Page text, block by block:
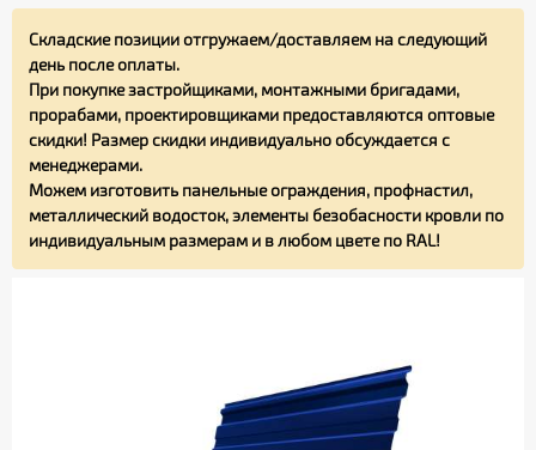
Складские позиции отгружаем/доставляем на следующий
день после оплаты.
При покупке застройщиками, монтажными бригадами,
прорабами, проектировщиками предоставляются оптовые
скидки! Размер скидки индивидуально обсуждается с
менеджерами.
Можем изготовить панельные ограждения, профнастил,
металлический водосток, элементы безобасности кровли по
индивидуальным размерам и в любом цвете по RAL!